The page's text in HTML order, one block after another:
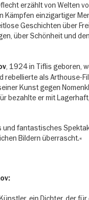
erzählt von Welten
Kämpfen einzigartiger
Geschichten über
über Schönheit und
, 1924 in Tiflis geboren,
rebellierte als Arthouse-
Kunst gegen
bezahlte er mit
und fantastisches
Bildern überrascht.«